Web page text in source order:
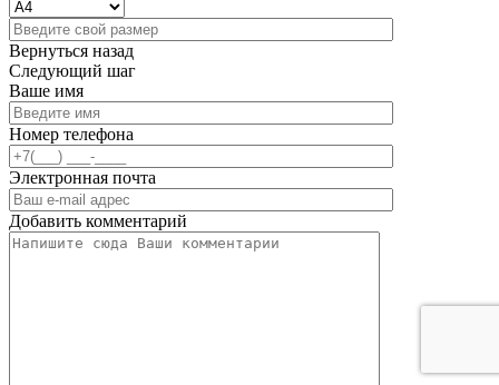
Вернуться назад
Следующий шаг
Ваше имя
Номер телефона
Электронная почта
Добавить комментарий